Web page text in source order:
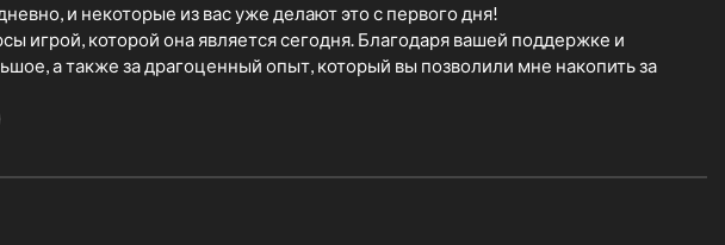
и некоторые из вас уже делают это с первого дня!
игрой, которой она является сегодня. Благодаря вашей поддержке и
а также за драгоценный опыт, который вы позволили мне накопить за